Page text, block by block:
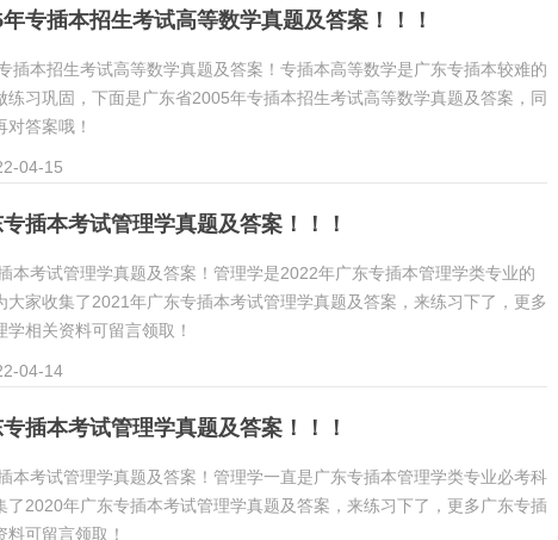
专插本招生考试高等数学真题及答案！！！
插本招生考试高等数学真题及答案！专插本高等数学是广东专插本较难的
练习巩固，下面是广东省2005年专插本招生考试高等数学真题及答案，同
答案哦！
04-15
插本考试管理学真题及答案！！！
本考试管理学真题及答案！管理学是2022年广东专插本管理学类专业的
大家收集了2021年广东专插本考试管理学真题及答案，来练习下了，更多
学相关资料可留言领取！
04-14
插本考试管理学真题及答案！！！
本考试管理学真题及答案！管理学一直是广东专插本管理学类专业必考科
了2020年广东专插本考试管理学真题及答案，来练习下了，更多广东专插
可留言领取！